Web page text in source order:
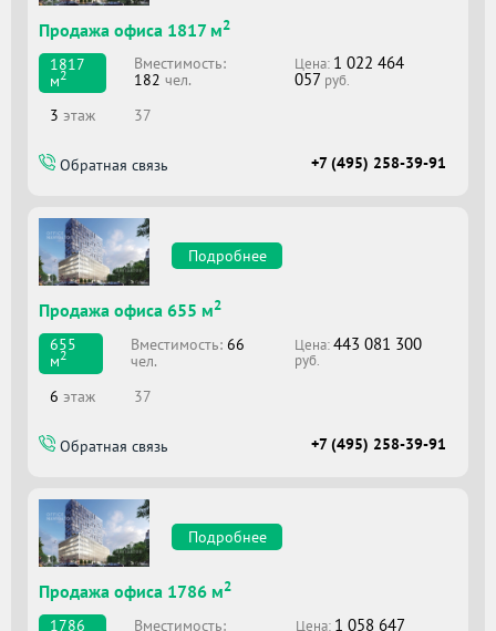
Продажа офиса 1817 м2
1817
м2
Вместимоcть:
182 чел.
Цена: 1 022 464
057 руб.
3 этаж 37
Обратная связь +7 (495) 258-39-91
Подробнее
Продажа офиса 655 м2
655
м2
Вместимоcть:66
чел.
Цена:443 081 300
руб.
6 этаж 37
Обратная связь +7 (495) 258-39-91
Подробнее
Продажа офиса 1786 м2
1786
Вместимоcть:
Цена: 1 058 647